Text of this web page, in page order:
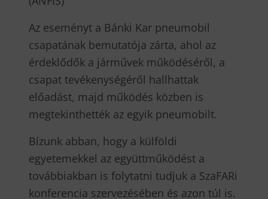
Az eseményt a Bánki Kar pneumobil
csapatának bemutatója zárta, ahol az
érdeklődők a járművek működéséről, a
csapat tevékenységéről hallhattak
előadást, majd működés közben is
megtekinthették az egyik pneumobilt.
Bízunk abban, hogy a külföldi
egyetemekkel az együttműködést a
továbbiakban is folytatni tudjuk a SzaFARi
konferencia szervezésében és azon túl is.